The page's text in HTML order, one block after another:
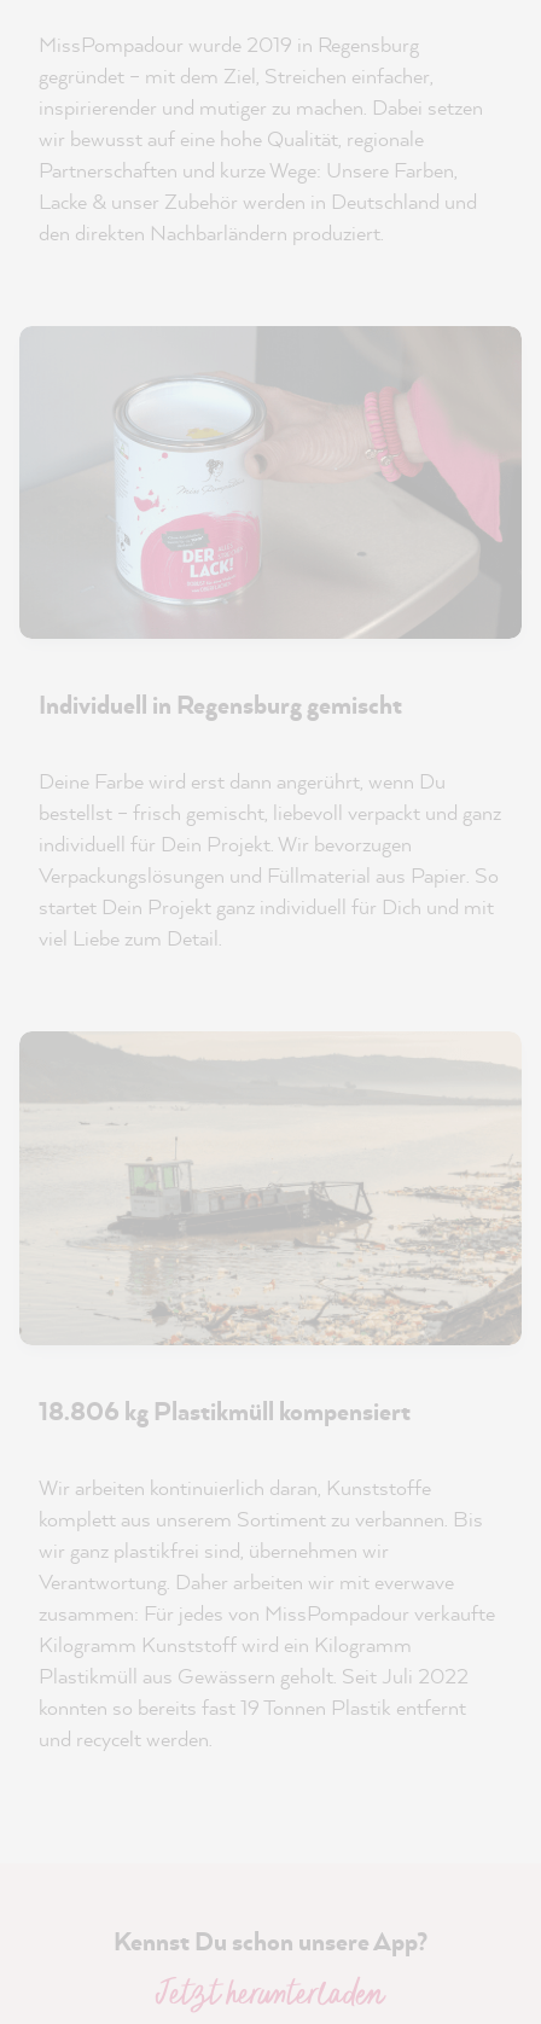
MissPompadour wurde 2019 in Regensburg
gegründet – mit dem Ziel, Streichen einfacher,
inspirierender und mutiger zu machen. Dabei setzen
wir bewusst auf eine hohe Qualität, regionale
Partnerschaften und kurze Wege: Unsere Farben,
Lacke & unser Zubehör werden in Deutschland und
den direkten Nachbarländern produziert.
Individuell in Regensburg gemischt
Deine Farbe wird erst dann angerührt, wenn Du
bestellst – frisch gemischt, liebevoll verpackt und ganz
individuell für Dein Projekt. Wir bevorzugen
Verpackungslösungen und Füllmaterial aus Papier. So
startet Dein Projekt ganz individuell für Dich und mit
viel Liebe zum Detail.
18.806 kg Plastikmüll kompensiert
Wir arbeiten kontinuierlich daran, Kunststoffe
komplett aus unserem Sortiment zu verbannen. Bis
wir ganz plastikfrei sind, übernehmen wir
Verantwortung. Daher arbeiten wir mit everwave
zusammen: Für jedes von MissPompadour verkaufte
Kilogramm Kunststoff wird ein Kilogramm
Plastikmüll aus Gewässern geholt. Seit Juli 2022
konnten so bereits fast 19 Tonnen Plastik entfernt
und recycelt werden.
Kennst Du schon unsere App?
Jetzt herunterladen